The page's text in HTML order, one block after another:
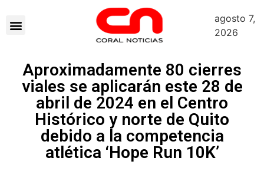
agosto 7,
2026
Aproximadamente 80 cierres
viales se aplicarán este 28 de
abril de 2024 en el Centro
Histórico y norte de Quito
debido a la competencia
atlética ‘Hope Run 10K’